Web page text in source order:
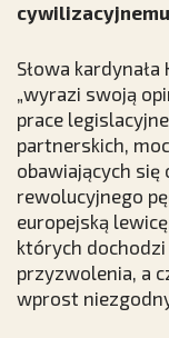
Słowa
„wyrazi swoją
prace
partnerskich,
obawiających się
rewolucyjnego
europejską
których
przyzwolenia, a
wprost